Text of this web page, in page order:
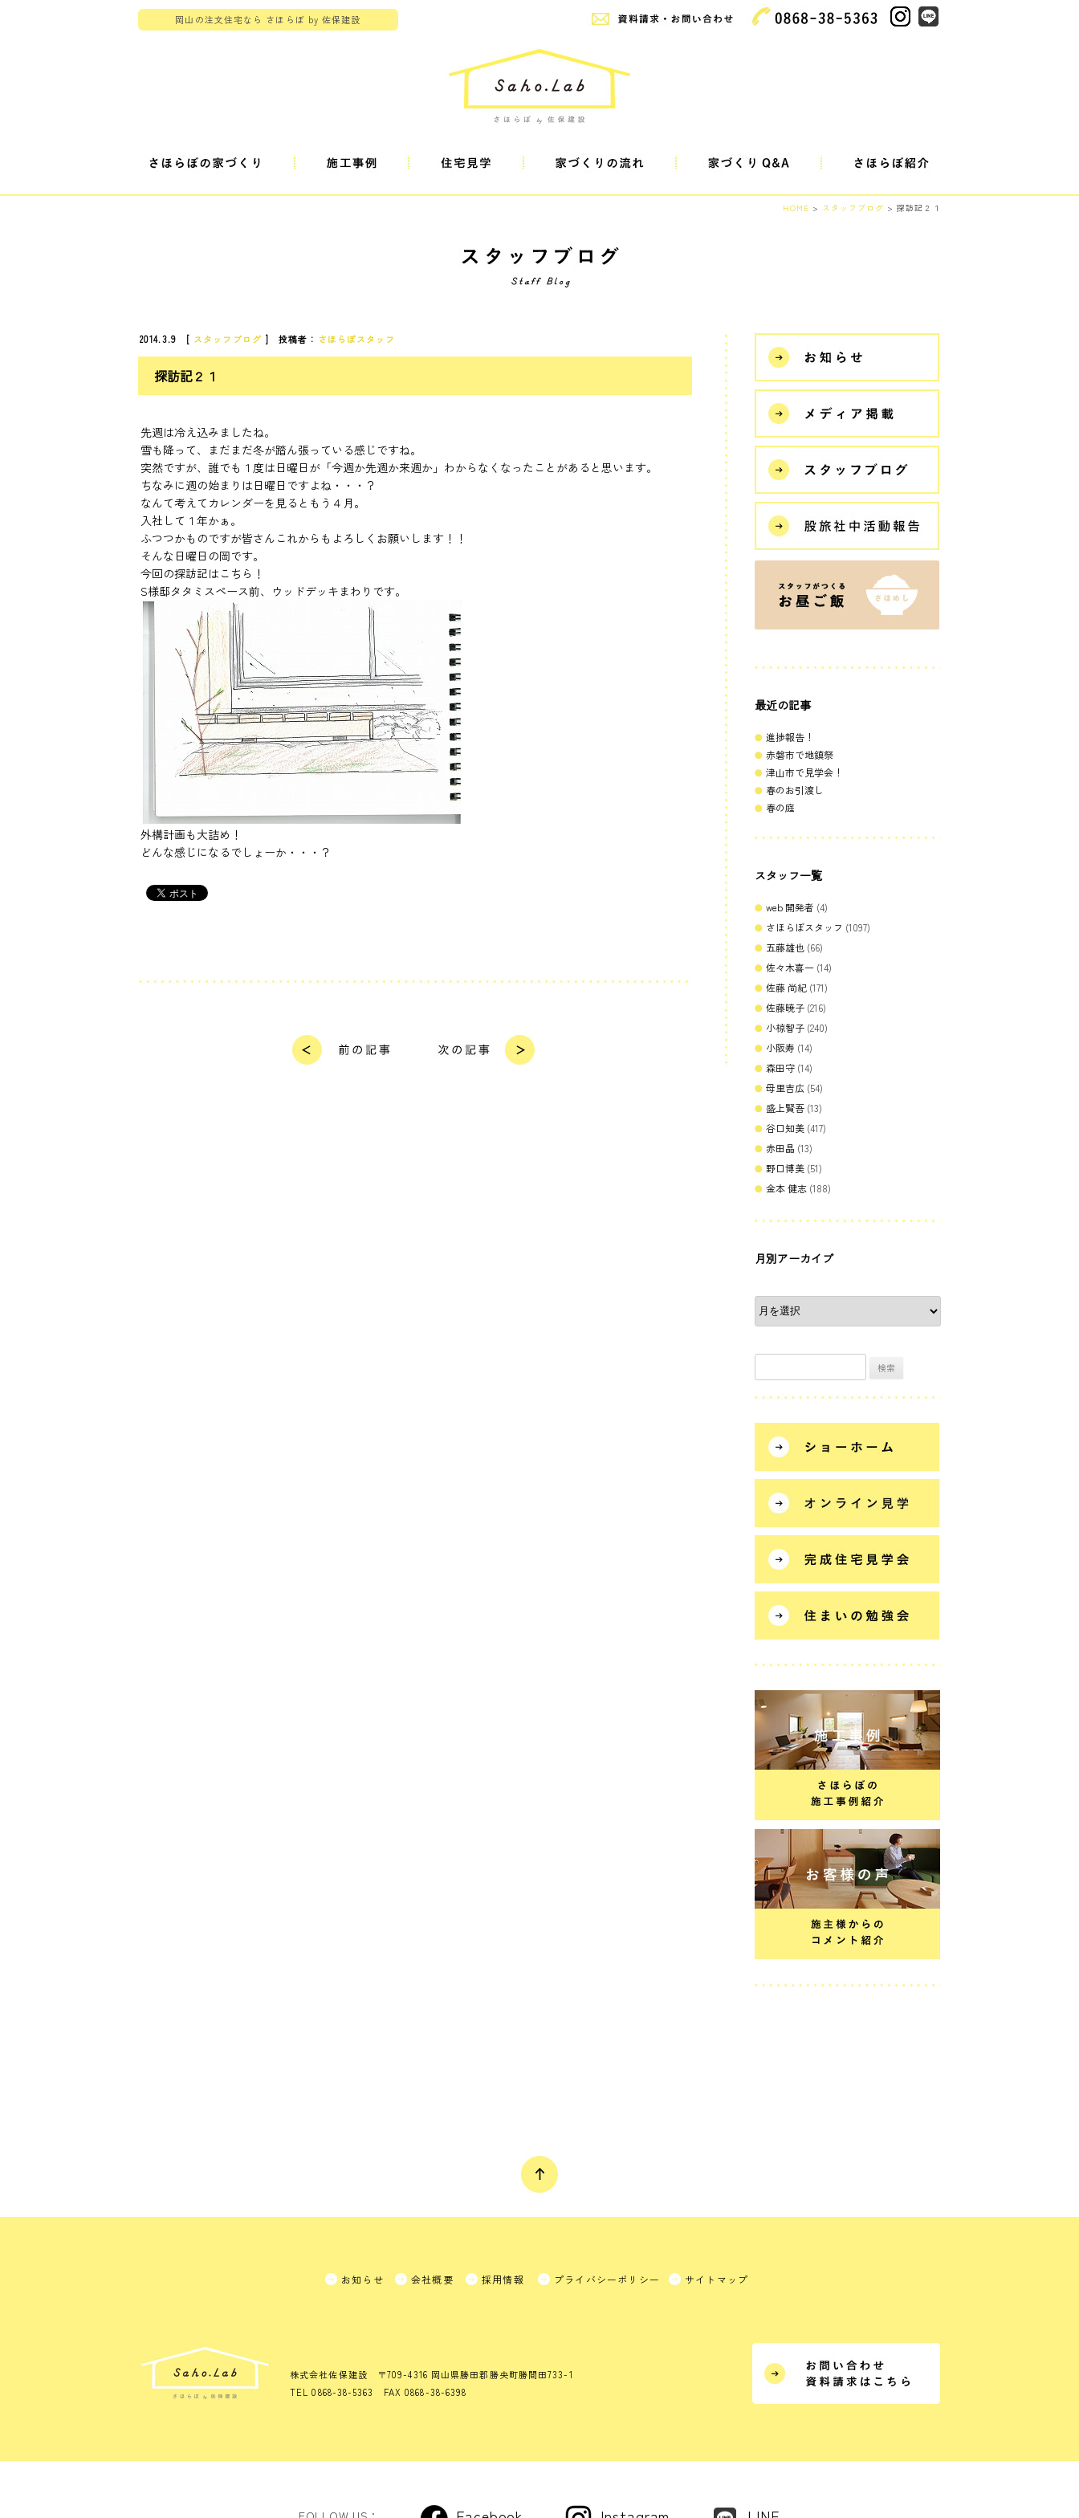
岡山の注文住宅なら さほらぼ by 佐保建設
HOME > スタッフブログ > 探訪記２１
2014.3.9 [ スタッフブログ] 投稿者： さほらぼスタッフ
探訪記２１
先週は冷え込みましたね。
雪も降って、まだまだ冬が踏ん張っている感じですね。
突然ですが、誰でも１度は日曜日が「今週か先週か来週か」わからなくなったことがあると思います。
ちなみに週の始まりは日曜日ですよね・・・？
なんて考えてカレンダーを見るともう４月。
入社して１年かぁ。
ふつつかものですが皆さんこれからもよろしくお願いします！！
そんな日曜日の岡です。
今回の探訪記はこちら！
S様邸タタミスペース前、ウッドデッキまわりです。
外構計画も大詰め！
どんな感じになるでしょーか・・・？
最近の記事
進捗報告！
赤磐市で地鎮祭
津山市で見学会！
春のお引渡し
春の庭
スタッフ一覧
web 開発者 (4)
さほらぼスタッフ (1097)
五藤雄也 (66)
佐々木喜一 (14)
佐藤 尚紀 (171)
佐藤暁子 (216)
小椋智子 (240)
小阪寿 (14)
森田守 (14)
母里吉広 (54)
盛上賢吾 (13)
谷口知美 (417)
赤田晶 (13)
野口博美 (51)
金本 健志 (188)
月別アーカイブ
お知らせ 会社概要 採用情報 プライバシーポリシー サイトマップ
株式会社佐保建設
〒709-4316 岡山県勝田郡勝央町勝間田733-1
TEL 0868-38-5363 FAX 0868-38-6398